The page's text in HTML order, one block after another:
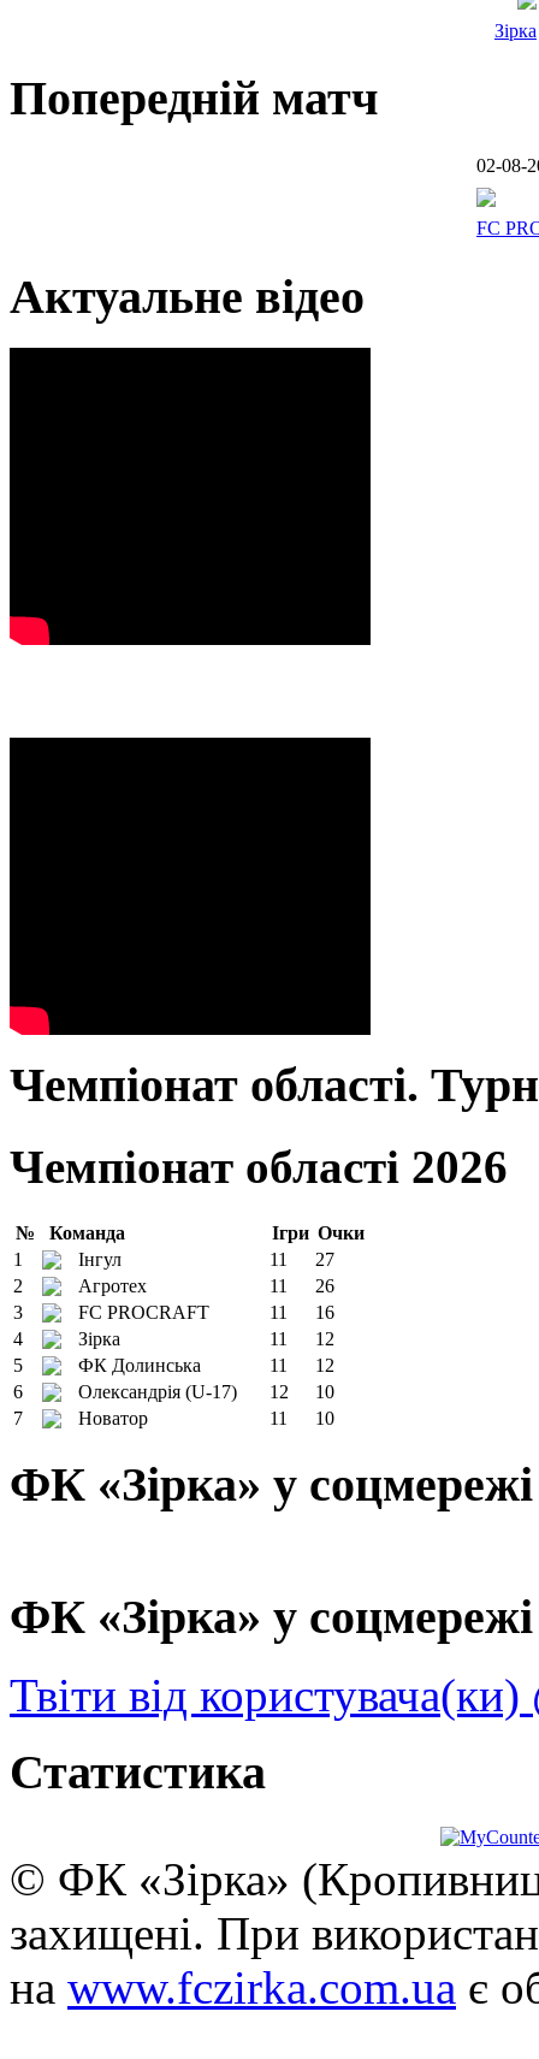
Зірка
Попередній матч
02-08-
FC
Актуальне відео
Чемпіонат області.
Чемпіонат області 2026
№ Команда Ігри Очки
1
Інгул 11
27
2
Агротех 11
26
3
FC PROCRAFT 11
16
4
Зірка 11
12
5
ФК Долинська 11
12
6
Олександрія (U-17) 12
10
7
Новатор 11 10
ФК «Зірка» у
ФК «Зірка» у
Твіти від
Статистика
© ФК «Зірка»
захищені. При
на www.fczirka.com.ua є